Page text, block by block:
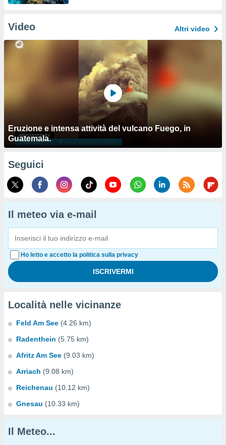
Video Altri video
Eruzione e intensa attività del vulcano Fuego, in
Guatemala.
Seguici
Il meteo via e-mail
Ho letto e accetto la politica sulla privacy
Località nelle vicinanze
Feld Am See (4.26 km)
Radenthein (5.75 km)
Afritz Am See (9.03 km)
Arriach (9.08 km)
Reichenau (10.12 km)
Gnesau (10.33 km)
Il Meteo...